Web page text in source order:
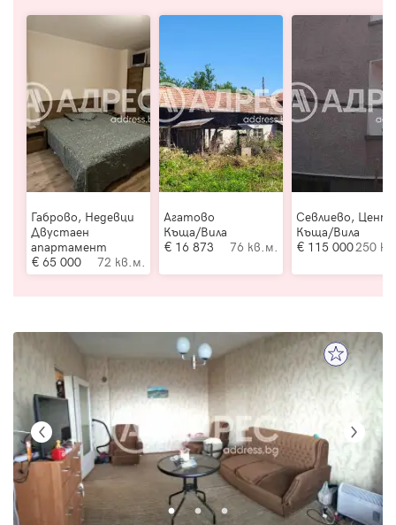
Габрово, Недевци
Двустаен
апартамент
65 000
72 кв.м.
Агатово
Къща/Вила
16 873
76 кв.м.
Севлиево,
Къща/Вила
115 000250